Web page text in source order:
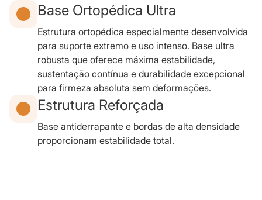
Base Ortopédica Ultra
Estrutura ortopédica especialmente desenvolvida
para suporte extremo e uso intenso. Base ultra
robusta que oferece máxima estabilidade,
sustentação contínua e durabilidade excepcional
para firmeza absoluta sem deformações.
Estrutura Reforçada
Base antiderrapante e bordas de alta densidade
proporcionam estabilidade total.